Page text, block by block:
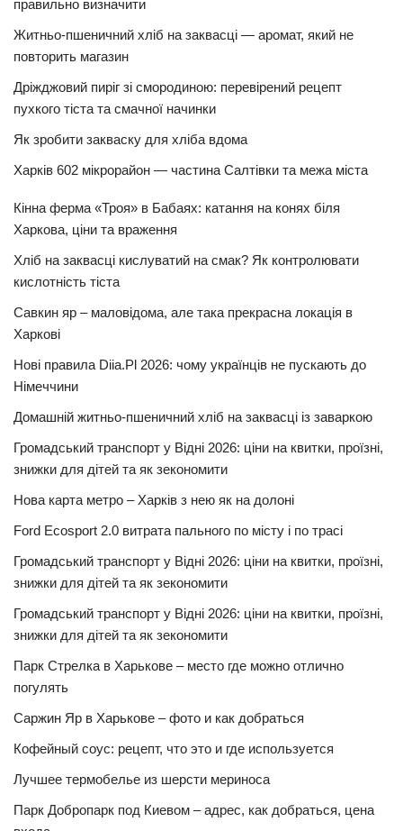
правильно визначити
Житньо-пшеничний хліб на заквасці — аромат, який не
повторить магазин
Дріжджовий пиріг зі смородиною: перевірений рецепт
пухкого тіста та смачної начинки
Як зробити закваску для хліба вдома
Харків 602 мікрорайон — частина Салтівки та межа міста
Кінна ферма «Троя» в Бабаях: катання на конях біля
Харкова, ціни та враження
Хліб на заквасці кислуватий на смак? Як контролювати
кислотність тіста
Савкин яр – маловідома, але така прекрасна локація в
Харкові
Нові правила Diia.Pl 2026: чому українців не пускають до
Німеччини
Домашній житньо-пшеничний хліб на заквасці із заваркою
Громадський транспорт у Відні 2026: ціни на квитки, проїзні,
знижки для дітей та як зекономити
Нова карта метро – Харків з нею як на долоні
Ford Ecosport 2.0 витрата пального по місту і по трасі
Громадський транспорт у Відні 2026: ціни на квитки, проїзні,
знижки для дітей та як зекономити
Громадський транспорт у Відні 2026: ціни на квитки, проїзні,
знижки для дітей та як зекономити
Парк Стрелка в Харькове – место где можно отлично
погулять
Саржин Яр в Харькове – фото и как добраться
Кофейный соус: рецепт, что это и где используется
Лучшее термобелье из шерсти мериноса
Парк Добропарк под Киевом – адрес, как добраться, цена